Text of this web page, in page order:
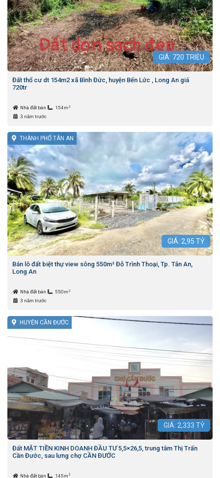
GIÁ: 720 TRIỆU
Đất thổ cư dt 154m2 xã Bình Đức, huyện Bến Lức , Long An giá
720tr
Nhà đất bán 154m 2
3 năm trước
THÀNH PHỐ TÂN AN
GIÁ: 2,95 TỶ
Bán lô đất biệt thự view sông 550m² Đỗ Trình Thoại, Tp. Tân An,
Long An
Nhà đất bán 550m 2
3 năm trước
HUYỆN CẦN ĐƯỚC
GIÁ: 2,333 TỶ
Đất MẶT TIỀN KINH DOANH ĐẦU TƯ 5,5×26,5, trung tâm Thị Trấn
Cần Đước, sau lưng chợ CẦN ĐƯỚC
Nhà đất bán 145m 2